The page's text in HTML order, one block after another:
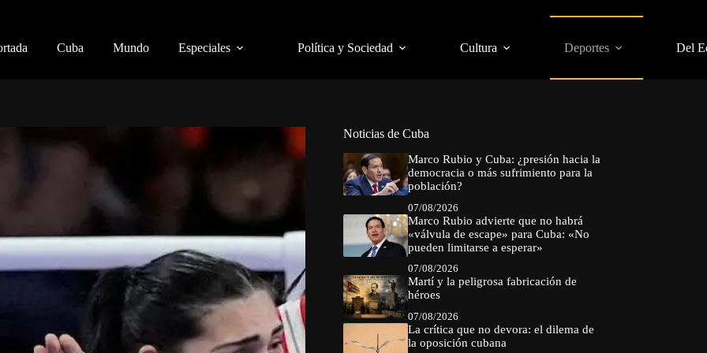
Cuba Mundo Especiales Política y Sociedad Cultura Deportes Del
Noticias de Cuba
Marco Rubio y Cuba: ¿presión hacia la
democracia o más sufrimiento para la
población?
07/08/2026
Marco Rubio advierte que no habrá
«válvula de escape» para Cuba: «No
pueden limitarse a esperar»
07/08/2026
Martí y la peligrosa fabricación de
héroes
07/08/2026
La crítica que no devora: el dilema de
la oposición cubana